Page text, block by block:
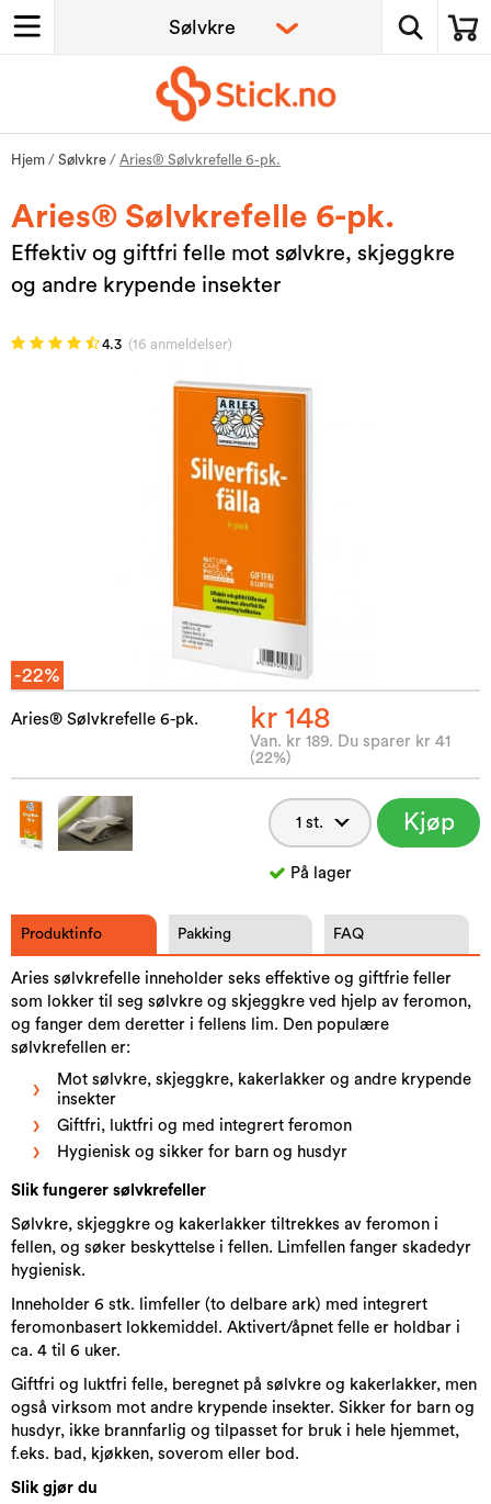
Hjem / Sølvkre / Aries® Sølvkrefelle 6-pk.
Aries® Sølvkrefelle 6-pk.
Effektiv og giftfri felle mot sølvkre, skjeggkre
og andre krypende insekter
4.3 (16 anmeldelser)
-22%
Aries® Sølvkrefelle 6-pk. kr 148
Van. kr 189. Du sparer kr 41
(22%)
Kjøp
På lager
Produktinfo Pakking FAQ
Aries sølvkrefelle inneholder seks effektive og giftfrie feller
som lokker til seg sølvkre og skjeggkre ved hjelp av feromon,
og fanger dem deretter i fellens lim. Den populære
sølvkrefellen er:
Mot sølvkre, skjeggkre, kakerlakker og andre krypende
insekter
Giftfri, luktfri og med integrert feromon
Hygienisk og sikker for barn og husdyr
Slik fungerer sølvkrefelle​r
Sølvkre, skjeggkre og kakerlakker tiltrekkes av feromon i
fellen, og søker beskyttelse i fellen. Limfellen fanger skadedyr
hygienisk.
Inneholder 6 stk. limfeller (to delbare ark) med integrert
feromonbasert lokkemiddel. Aktivert/åpnet felle er holdbar i
ca. 4 til 6 uker.
Giftfri og luktfri felle, beregnet på sølvkre og kakerlakker, men
også virksom mot andre krypende insekter. Sikker for barn og
husdyr, ikke brannfarlig og tilpasset for bruk i hele hjemmet,
f.eks. bad, kjøkken, soverom eller bod.
Slik gjør du